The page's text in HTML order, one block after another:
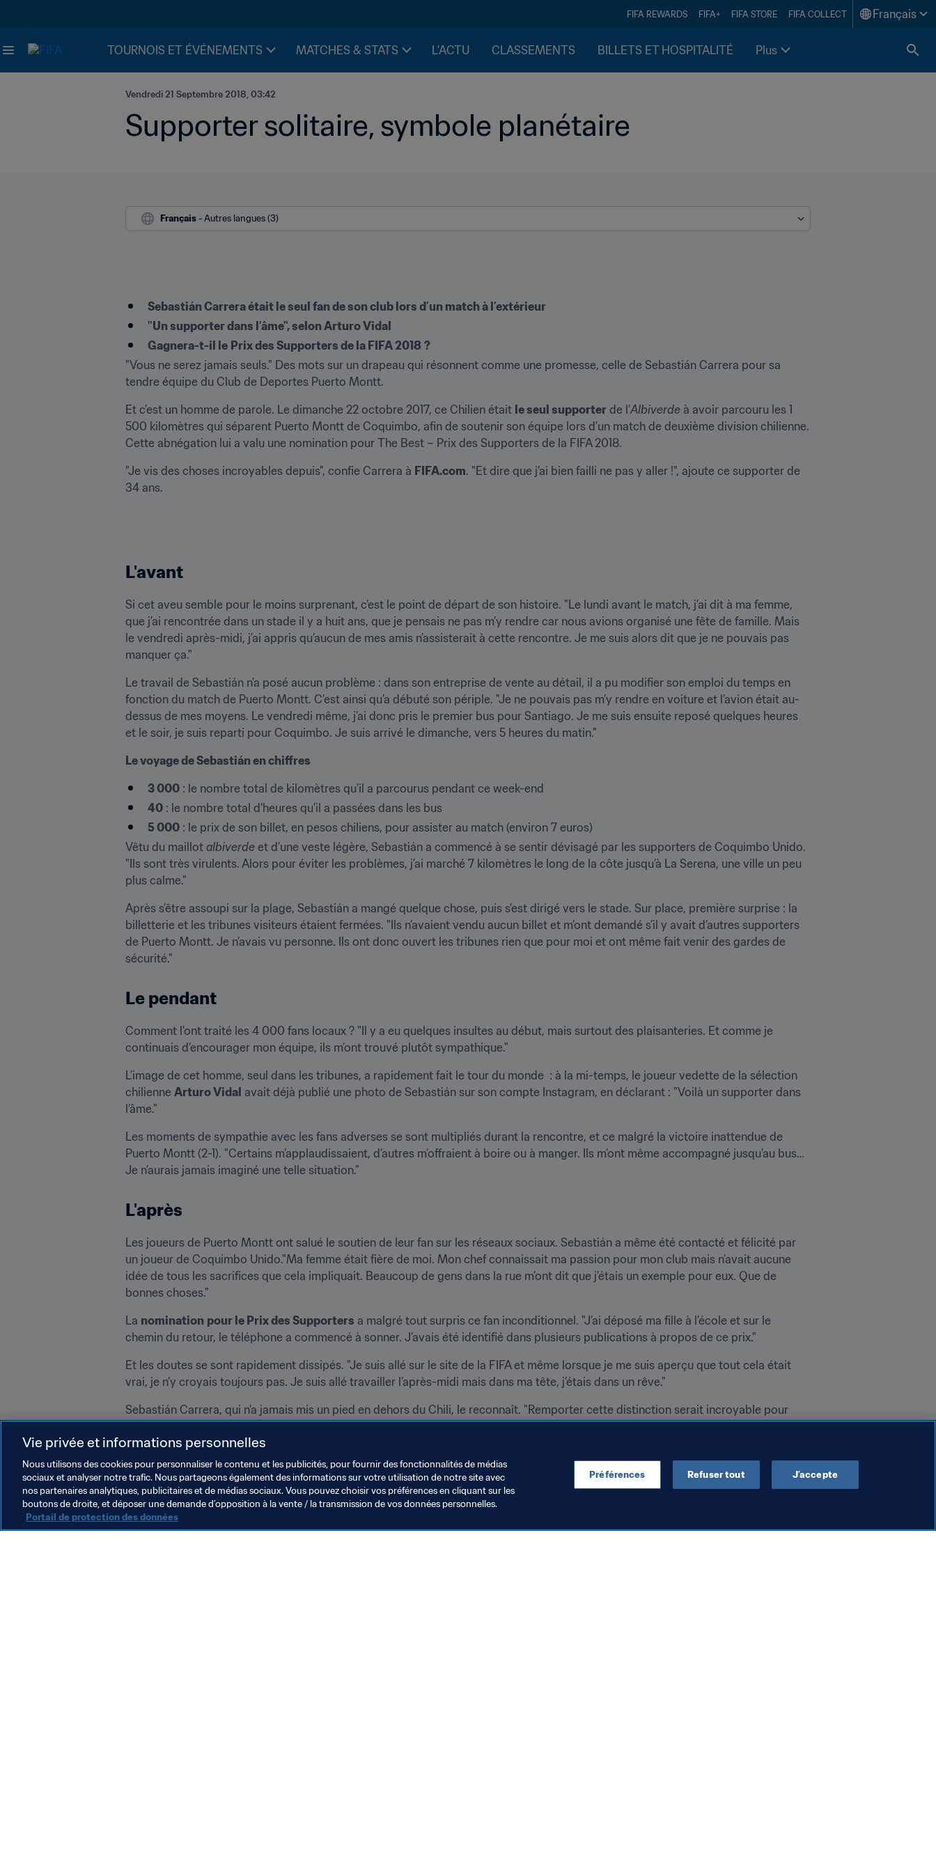
FIFA REWARDS FIFA+ FIFA STORE FIFA COLLECT Français
TOURNOIS ET ÉVÉNEMENTS MATCHES & STATS L'ACTU CLASSEMENTS BILLETS ET HOSPITALITÉ Plus
Vendredi 21 Septembre 2018, 03:42
Supporter solitaire, symbole planétaire
Français - Autres langues (3)
Sebastián Carrera était le seul fan de son club lors d’un match à l’extérieur
"Un supporter dans l’âme", selon Arturo Vidal
Gagnera-t-il le Prix des Supporters de la FIFA 2018 ?
"Vous ne serez jamais seuls." Des mots sur un drapeau qui résonnent comme une promesse, celle de Sebastián Carrera pour sa
tendre équipe du Club de Deportes Puerto Montt.
Et c’est un homme de parole. Le dimanche 22 octobre 2017, ce Chilien était le seul supporter de l’Albiverde à avoir parcouru les 1
500 kilomètres qui séparent Puerto Montt de Coquimbo, afin de soutenir son équipe lors d’un match de deuxième division chilienne.
Cette abnégation lui a valu une nomination pour The Best – Prix des Supporters de la FIFA 2018.
"Je vis des choses incroyables depuis", confie Carrera à FIFA.com. "Et dire que j’ai bien failli ne pas y aller !", ajoute ce supporter de
34 ans.
L'avant
Si cet aveu semble pour le moins surprenant, c’est le point de départ de son histoire. "Le lundi avant le match, j’ai dit à ma femme,
que j’ai rencontrée dans un stade il y a huit ans, que je pensais ne pas m’y rendre car nous avions organisé une fête de famille. Mais
le vendredi après-midi, j’ai appris qu’aucun de mes amis n’assisterait à cette rencontre. Je me suis alors dit que je ne pouvais pas
manquer ça."
Le travail de Sebastián n’a posé aucun problème : dans son entreprise de vente au détail, il a pu modifier son emploi du temps en
fonction du match de Puerto Montt. C’est ainsi qu’a débuté son périple. "Je ne pouvais pas m’y rendre en voiture et l’avion était au-
dessus de mes moyens. Le vendredi même, j’ai donc pris le premier bus pour Santiago. Je me suis ensuite reposé quelques heures
et le soir, je suis reparti pour Coquimbo. Je suis arrivé le dimanche, vers 5 heures du matin."
Le voyage de Sebastián en chiffres
3 000 : le nombre total de kilomètres qu'il a parcourus pendant ce week-end
40 : le nombre total d’heures qu’il a passées dans les bus
5 000 : le prix de son billet, en pesos chiliens, pour assister au match (environ 7 euros)
Vêtu du maillot albiverde et d’une veste légère, Sebastián a commencé à se sentir dévisagé par les supporters de Coquimbo Unido.
"Ils sont très virulents. Alors pour éviter les problèmes, j’ai marché 7 kilomètres le long de la côte jusqu’à La Serena, une ville un peu
plus calme."
Après s’être assoupi sur la plage, Sebastián a mangé quelque chose, puis s’est dirigé vers le stade. Sur place, première surprise : la
billetterie et les tribunes visiteurs étaient fermées. "Ils n’avaient vendu aucun billet et m’ont demandé s’il y avait d’autres supporters
de Puerto Montt. Je n’avais vu personne. Ils ont donc ouvert les tribunes rien que pour moi et ont même fait venir des gardes de
sécurité."
Le pendant
Comment l'ont traité les 4 000 fans locaux ? "Il y a eu quelques insultes au début, mais surtout des plaisanteries. Et comme je
continuais d’encourager mon équipe, ils m’ont trouvé plutôt sympathique."
L’image de cet homme, seul dans les tribunes, a rapidement fait le tour du monde  : à la mi-temps, le joueur vedette de la sélection
chilienne Arturo Vidal avait déjà publié une photo de Sebastián sur son compte Instagram, en déclarant : "Voilà un supporter dans
l’âme."
Les moments de sympathie avec les fans adverses se sont multipliés durant la rencontre, et ce malgré la victoire inattendue de
Puerto Montt (2-1). "Certains m’applaudissaient, d’autres m’offraient à boire ou à manger. Ils m’ont même accompagné jusqu’au bus…
Je n’aurais jamais imaginé une telle situation."
L'après
Les joueurs de Puerto Montt ont salué le soutien de leur fan sur les réseaux sociaux. Sebastián a même été contacté et félicité par
un joueur de Coquimbo Unido."Ma femme était fière de moi. Mon chef connaissait ma passion pour mon club mais n’avait aucune
idée de tous les sacrifices que cela impliquait. Beaucoup de gens dans la rue m’ont dit que j’étais un exemple pour eux. Que de
bonnes choses."
La nomination pour le Prix des Supporters a malgré tout surpris ce fan inconditionnel. "J’ai déposé ma fille à l’école et sur le
chemin du retour, le téléphone a commencé à sonner. J’avais été identifié dans plusieurs publications à propos de ce prix."
Et les doutes se sont rapidement dissipés. "Je suis allé sur le site de la FIFA et même lorsque je me suis aperçu que tout cela était
vrai, je n’y croyais toujours pas. Je suis allé travailler l’après-midi mais dans ma tête, j’étais dans un rêve."
Sebastián Carrera, qui n’a jamais mis un pied en dehors du Chili, le reconnaît. "Remporter cette distinction serait incroyable pour
Vie privée et informations personnelles
Nous utilisons des cookies pour personnaliser le contenu et les publicités, pour fournir des fonctionnalités de médias
sociaux et analyser notre trafic. Nous partageons également des informations sur votre utilisation de notre site avec
nos partenaires analytiques, publicitaires et de médias sociaux. Vous pouvez choisir vos préférences en cliquant sur les
boutons de droite, et déposer une demande d’opposition à la vente / la transmission de vos données personnelles.
Portail de protection des données
Préférences Refuser tout J’accepte